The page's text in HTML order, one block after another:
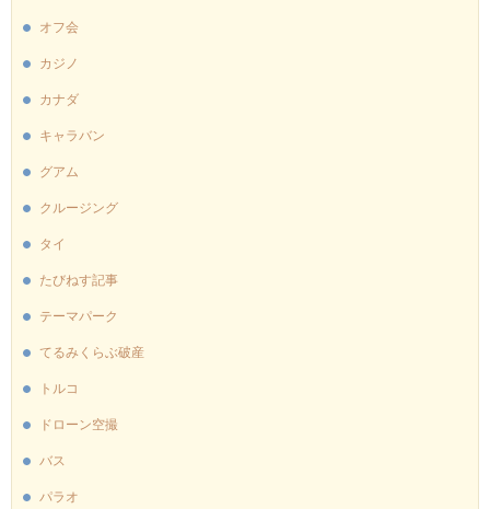
オフ会
カジノ
カナダ
キャラバン
グアム
クルージング
タイ
たびねす記事
テーマパーク
てるみくらぶ破産
トルコ
ドローン空撮
バス
パラオ